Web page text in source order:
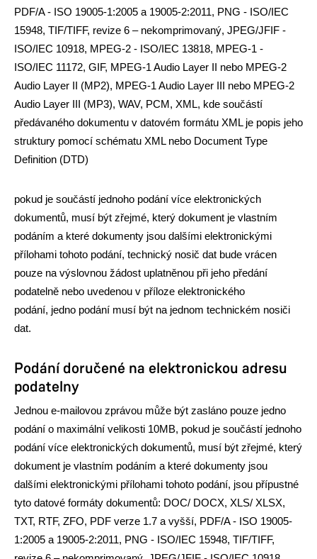
PDF/A - ISO 19005-1:2005 a 19005-2:2011, PNG - ISO/IEC
15948, TIF/TIFF, revize 6 – nekomprimovaný, JPEG/JFIF -
ISO/IEC 10918, MPEG‐2 - ISO/IEC 13818, MPEG‐1 -
ISO/IEC 11172, GIF, MPEG‐1 Audio Layer II nebo MPEG‐2
Audio Layer II (MP2), MPEG‐1 Audio Layer III nebo MPEG‐2
Audio Layer III (MP3), WAV, PCM, XML, kde součástí
předávaného dokumentu v datovém formátu XML je popis jeho
struktury pomocí schématu XML nebo Document Type
Definition (DTD)
pokud je součástí jednoho podání více elektronických
dokumentů, musí být zřejmé, který dokument je vlastním
podáním a které dokumenty jsou dalšími elektronickými
přílohami tohoto podání, technický nosič dat bude vrácen
pouze na výslovnou žádost uplatněnou při jeho předání
podatelně nebo uvedenou v příloze elektronického
podání, jedno podání musí být na jednom technickém nosiči
dat.
Podání doručené na elektronickou adresu
podatelny
Jednou e-mailovou zprávou může být zasláno pouze jedno
podání o maximální velikosti 10MB, pokud je součástí jednoho
podání více elektronických dokumentů, musí být zřejmé, který
dokument je vlastním podáním a které dokumenty jsou
dalšími elektronickými přílohami tohoto podání, jsou přípustné
tyto datové formáty dokumentů: DOC/ DOCX, XLS/ XLSX,
TXT, RTF, ZFO, PDF verze 1.7 a vyšší, PDF/A - ISO 19005-
1:2005 a 19005-2:2011, PNG - ISO/IEC 15948, TIF/TIFF,